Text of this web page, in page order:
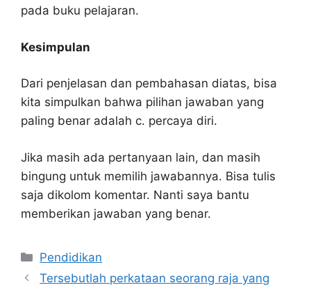
pada buku pelajaran.
Kesimpulan
Dari penjelasan dan pembahasan diatas, bisa
kita simpulkan bahwa pilihan jawaban yang
paling benar adalah c. percaya diri.
Jika masih ada pertanyaan lain, dan masih
bingung untuk memilih jawabannya. Bisa tulis
saja dikolom komentar. Nanti saya bantu
memberikan jawaban yang benar.
Kategori
Pendidikan
Tersebutlah perkataan seorang raja yang